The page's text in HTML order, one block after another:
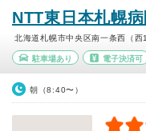
NTT東日本札幌
北海道札幌市中央区南一条西（
駐車場あり 電子決済可
朝（8:40〜）